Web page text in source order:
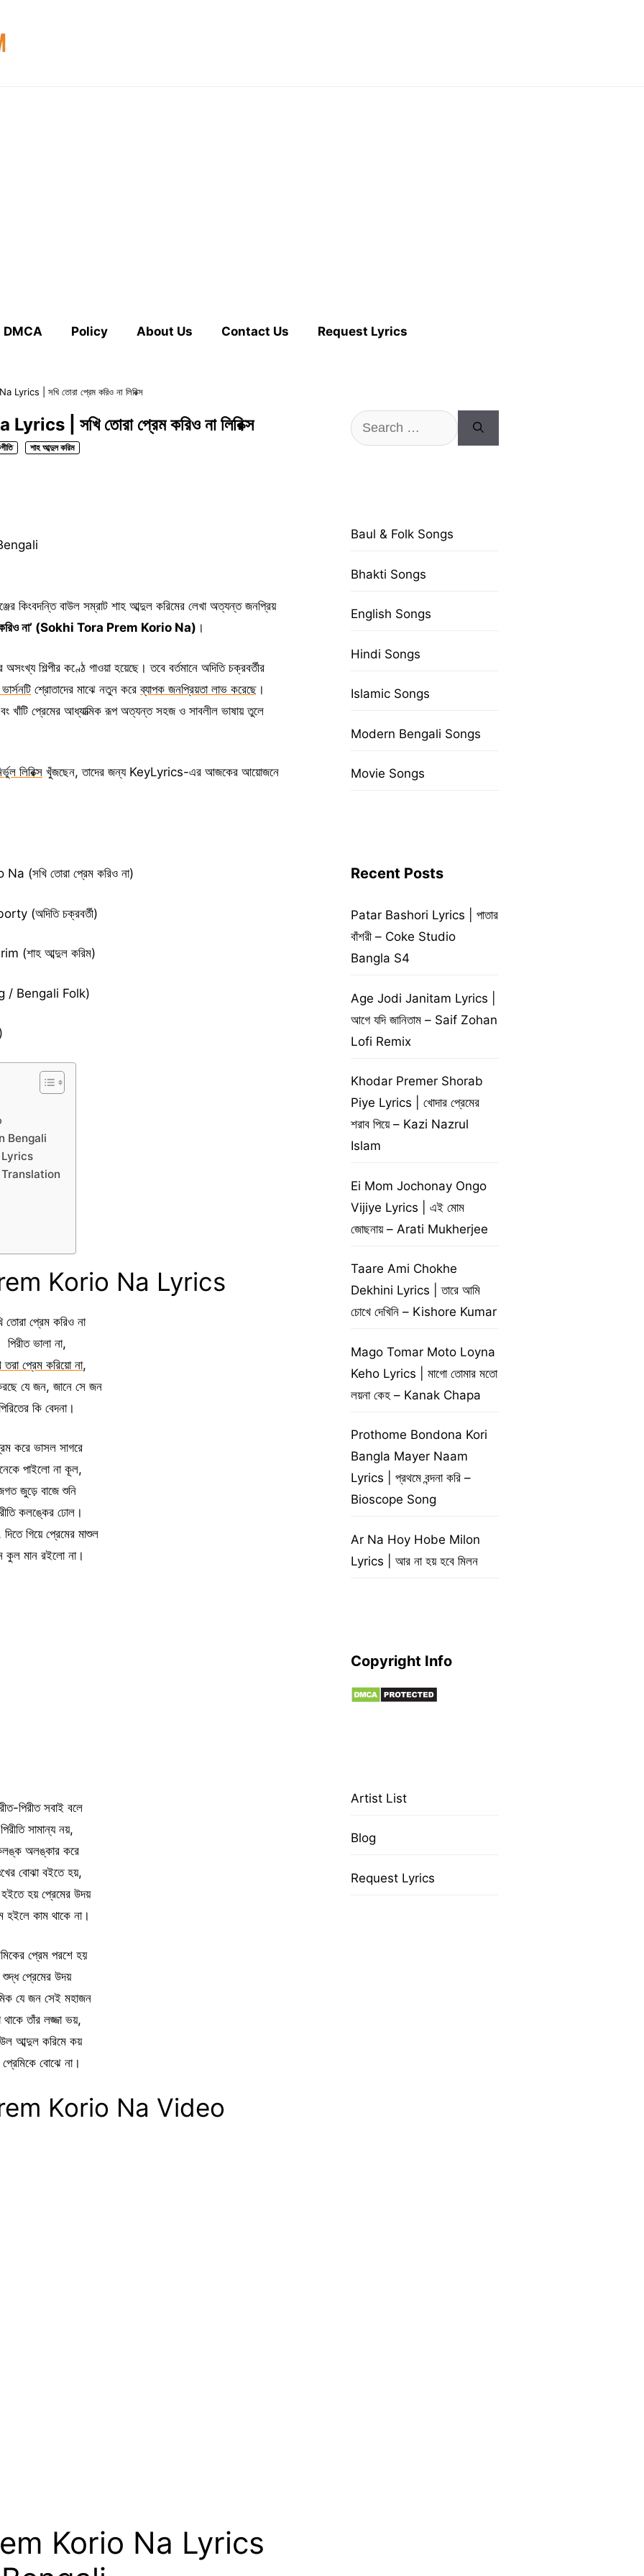
DMCA Policy About Us Contact Us Request Lyrics
| সখি তোরা প্রেম করিও না লিরিক্স
| সখি তোরা প্রেম করিও না লিরিক্স
শাহ আব্দুল করিম
কিংবদন্তি বাউল সম্রাট শাহ আব্দুল করিমের লেখা অত্যন্ত জনপ্রিয়
করিও না’ (Sokhi Tora Prem Korio Na) ।
শিল্পীর কণ্ঠে গাওয়া হয়েছে। তবে বর্তমানে অদিতি চক্রবর্তীর
শ্রোতাদের মাঝে নতুন করেব্যাপক জনপ্রিয়তা লাভ করেছে ।
খাঁটি প্রেমের আধ্যাত্মিক রূপ অত্যন্ত সহজ ও সাবলীল ভাষায় তুলে
লিরিক্স খুঁজছেন, তাদের জন্য KeyLyrics-এর আজকের আয়োজনে
(সখি তোরা প্রেম করিও না)
(অদিতি চক্রবর্তী)
(শাহ আব্দুল করিম)
/ Bengali Folk)
Bengali
Lyrics
Korio Na Lyrics
তোরা প্রেম করিও না
পিরীত ভালা না,
তরা প্রেম করিয়ো না,
যে জন, জানে সে জন
কি বেদনা।
করে ভাসল সাগরে
পাইলো না কূল,
জুড়ে বাজে শুনি
কলঙ্কের ঢোল।
গিয়ে প্রেমের মাশুল
কুল মান রইলো না।
পিরীত সবাই বলে
পিরীতি সামান্য নয়,
অলঙ্কার করে
বোঝা বইতে হয়,
হয় প্রেমের উদয়
হইলে কাম থাকে না।
প্রেম পরশে হয়
শুদ্ধ প্রেমের উদয়
যে জন সেই মহাজন
থাকে তাঁর লজ্জা ভয়,
আব্দুল করিমে কয়
বোঝে না।
Korio Na Video
Korio Na Lyrics
Search
for:
Baul & Folk Songs
Bhakti Songs
English Songs
Hindi Songs
Islamic Songs
Modern Bengali Songs
Movie Songs
Recent Posts
Patar Bashori Lyrics | পাতার
বাঁশরী – Coke Studio
Bangla S4
Age Jodi Janitam Lyrics |
আগে যদি জানিতাম – Saif Zohan
Lofi Remix
Khodar Premer Shorab
Piye Lyrics | খোদার প্রেমের
শরাব পিয়ে – Kazi Nazrul
Islam
Ei Mom Jochonay Ongo
Vijiye Lyrics | এই মোম
জোছনায় – Arati Mukherjee
Taare Ami Chokhe
Dekhini Lyrics | তারে আমি
চোখে দেখিনি – Kishore Kumar
Mago Tomar Moto Loyna
Keho Lyrics | মাগো তোমার মতো
লয়না কেহ – Kanak Chapa
Prothome Bondona Kori
Bangla Mayer Naam
Lyrics | প্রথমে বন্দনা করি –
Bioscope Song
Ar Na Hoy Hobe Milon
Lyrics | আর না হয় হবে মিলন
Copyright Info
Artist List
Blog
Request Lyrics